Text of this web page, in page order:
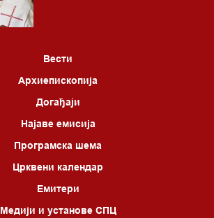
Вести
Архиепископија
Догађаји
Најаве емисија
Програмска шема
Црквени календар
Емитери
Медији и установе СПЦ